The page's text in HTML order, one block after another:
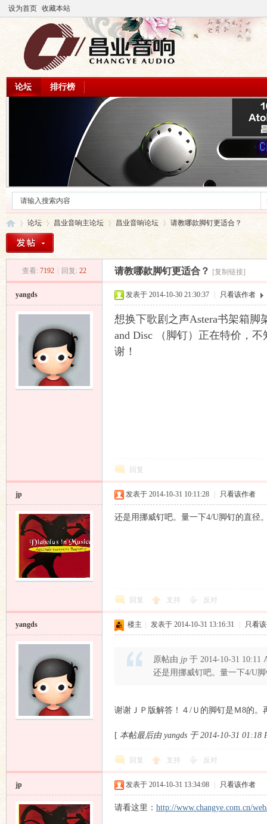
设为首页 收藏本站
论坛 排行榜
响
论坛
›
昌业音响主论坛 昌业音响论坛
›
请教哪款脚钉更适合？
查看: 7192 回复: 22 请教哪款脚钉更适合？ [复制链接]
yangds 发表于 2014-10-30 21:30:37 只看该作者
想换下歌剧之声Astera书架箱脚
and Disc （脚钉）正在特价，
谢！
回复
jp 发表于 2014-10-31 10:11:28 只看该作者
还是用挪威钉吧。量一下4/U脚钉的直径
回复 支持 反对
yangds 楼主 发表于 2014-10-31 13:16:31 只看
原帖由 jp于 2014-10-31 10:11
还是用挪威钉吧。量一下4/U
谢谢ＪＰ版解答！４/Ｕ的脚钉是Ｍ8的
[ 本帖最后由 yangds 于 2014-10-31
回复 支持 反对
jp 发表于 2014-10-31 13:34:08 只看该作者
请看这里： http://www.changye.com.cn/